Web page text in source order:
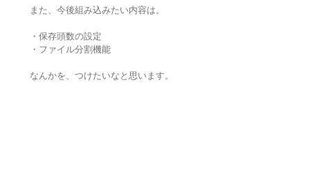
また、今後組み込みたい内容は。
・保存頭数の設定
・ファイル分割機能
なんかを、つけたいなと思います。